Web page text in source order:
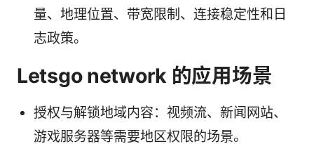
量、地理位置、带宽限制、连接稳定性和日
志政策。
Letsgo network 的应用场景
授权与解锁地域内容：视频流、新闻网站、
游戏服务器等需要地区权限的场景。